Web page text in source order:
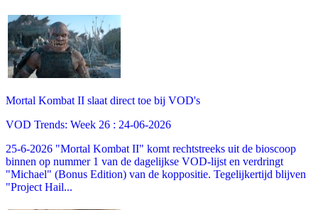
Mortal Kombat II slaat direct toe bij VOD's
VOD Trends: Week 26 : 24-06-2026
25-6-2026 "Mortal Kombat II" komt rechtstreeks uit de bioscoop
binnen op nummer 1 van de dagelijkse VOD-lijst en verdringt
"Michael" (Bonus Edition) van de koppositie. Tegelijkertijd blijven
"Project Hail...